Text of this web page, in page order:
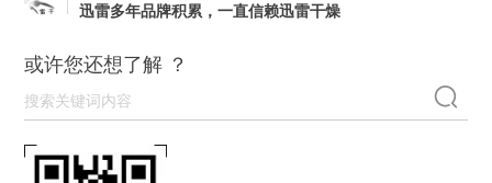
迅雷多年品牌积累，一直信赖迅雷干燥
或许您还想了解 ？